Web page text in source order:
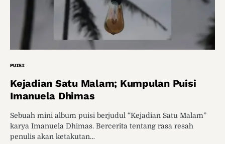
PUISI
Kejadian Satu Malam; Kumpulan Puisi
Imanuela Dhimas
Sebuah mini album puisi berjudul “Kejadian Satu Malam”
karya Imanuela Dhimas. Bercerita tentang rasa resah
penulis akan ketakutan…